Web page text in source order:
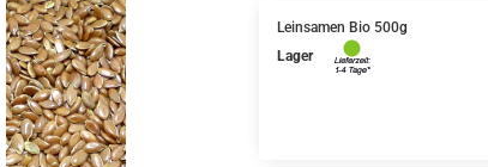
Leinsamen Bio 500g
Lager